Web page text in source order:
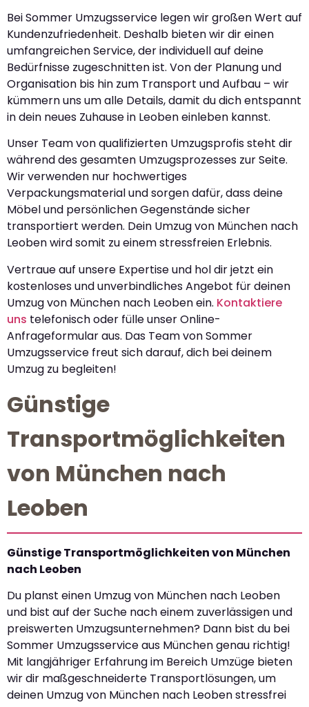
Bei Sommer Umzugsservice legen wir großen Wert auf
Kundenzufriedenheit. Deshalb bieten wir dir einen
umfangreichen Service, der individuell auf deine
Bedürfnisse zugeschnitten ist. Von der Planung und
Organisation bis hin zum Transport und Aufbau – wir
kümmern uns um alle Details, damit du dich entspannt
in dein neues Zuhause in Leoben einleben kannst.
Unser Team von qualifizierten Umzugsprofis steht dir
während des gesamten Umzugsprozesses zur Seite.
Wir verwenden nur hochwertiges
Verpackungsmaterial und sorgen dafür, dass deine
Möbel und persönlichen Gegenstände sicher
transportiert werden. Dein Umzug von München nach
Leoben wird somit zu einem stressfreien Erlebnis.
Vertraue auf unsere Expertise und hol dir jetzt ein
kostenloses und unverbindliches Angebot für deinen
Umzug von München nach Leoben ein. Kontaktiere
uns telefonisch oder fülle unser Online-
Anfrageformular aus. Das Team von Sommer
Umzugsservice freut sich darauf, dich bei deinem
Umzug zu begleiten!
Günstige
Transportmöglichkeiten
von München nach
Leoben
Günstige Transportmöglichkeiten von München
nach Leoben
Du planst einen Umzug von München nach Leoben
und bist auf der Suche nach einem zuverlässigen und
preiswerten Umzugsunternehmen? Dann bist du bei
Sommer Umzugsservice aus München genau richtig!
Mit langjähriger Erfahrung im Bereich Umzüge bieten
wir dir maßgeschneiderte Transportlösungen, um
deinen Umzug von München nach Leoben stressfrei